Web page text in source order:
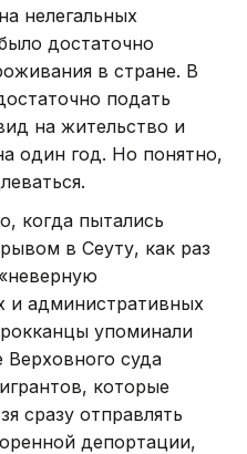
нелегальных
достаточно
в стране. В
подать
на жительство и
один год. Но понятно,
когда пытались
в Сеуту, как раз
и административных
упоминали
суда
которые
сразу отправлять
депортации,